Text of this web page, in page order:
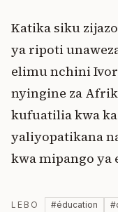
Katika siku
ya ripoti
elimu nchini
nyingine za
kufuatilia kwa
yaliyopatikana
kwa mipango ya
LEBO #éducation #